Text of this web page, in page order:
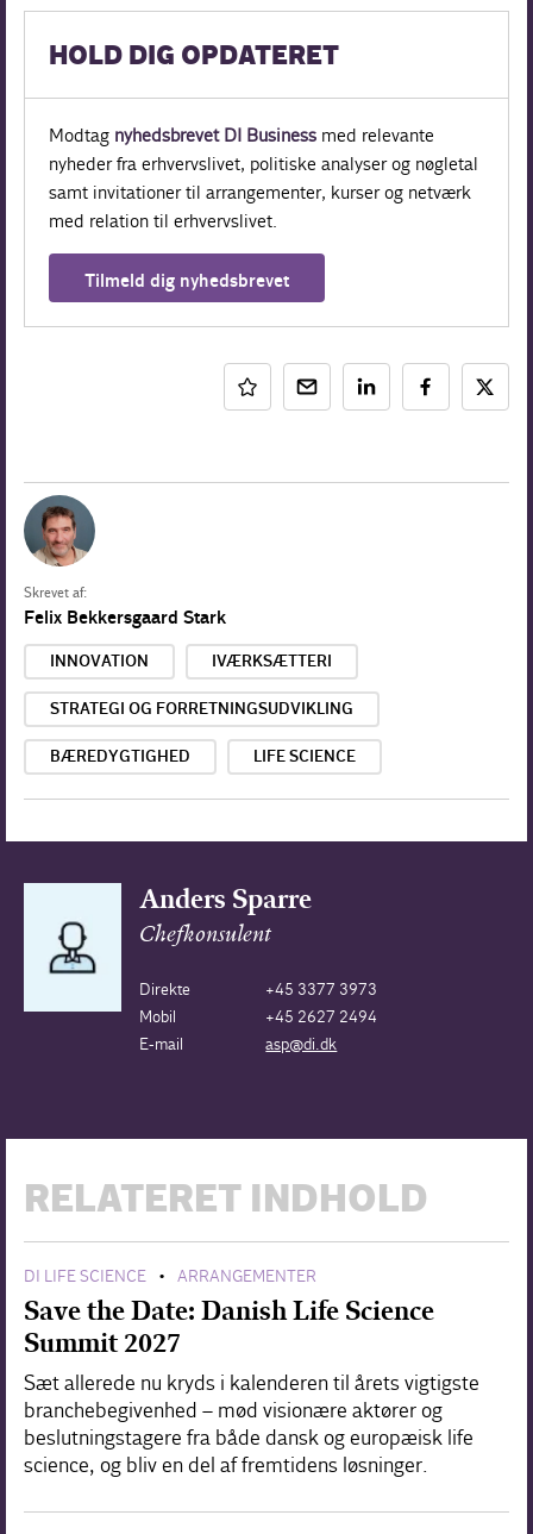
HOLD DIG OPDATERET
Modtag nyhedsbrevet DI Business med relevante
nyheder fra erhvervslivet, politiske analyser og nøgletal
samt invitationer til arrangementer, kurser og netværk
med relation til erhvervslivet.
Tilmeld dig nyhedsbrevet
Skrevet af:
Felix Bekkersgaard Stark
INNOVATION IVÆRKSÆTTERI
STRATEGI OG FORRETNINGSUDVIKLING
BÆREDYGTIGHED LIFE SCIENCE
Anders Sparre
Chefkonsulent
Direkte
+45 3377 3973
Mobil
+45 2627 2494
E-mail
asp@di.dk
RELATERET INDHOLD
DI LIFE SCIENCE • ARRANGEMENTER
Save the Date: Danish Life Science
Summit 2027
Sæt allerede nu kryds i kalenderen til årets vigtigste
branchebegivenhed – mød visionære aktører og
beslutningstagere fra både dansk og europæisk life
science, og bliv en del af fremtidens løsninger.